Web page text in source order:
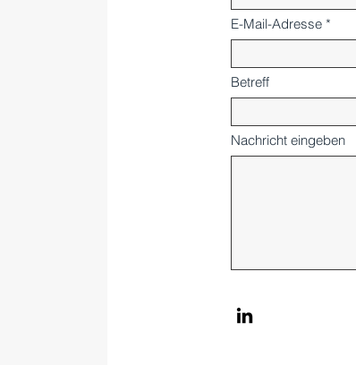
E-Mail-Adresse
Betreff
Nachricht eingeben